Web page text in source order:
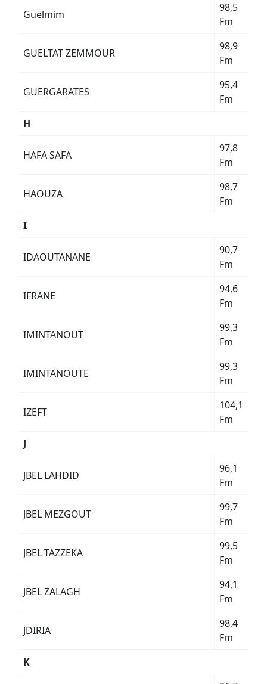
Guelmim
98,5
Fm
GUELTAT ZEMMOUR
98,9
Fm
GUERGARATES
95,4
Fm
H
HAFA SAFA
97,8
Fm
HAOUZA
98,7
Fm
I
IDAOUTANANE
90,7
Fm
IFRANE
94,6
Fm
IMINTANOUT
99,3
Fm
IMINTANOUTE
99,3
Fm
IZEFT
104,1
Fm
J
JBEL LAHDID
96,1
Fm
JBEL MEZGOUT
99,7
Fm
JBEL TAZZEKA
99,5
Fm
JBEL ZALAGH
94,1
Fm
JDIRIA
98,4
Fm
K